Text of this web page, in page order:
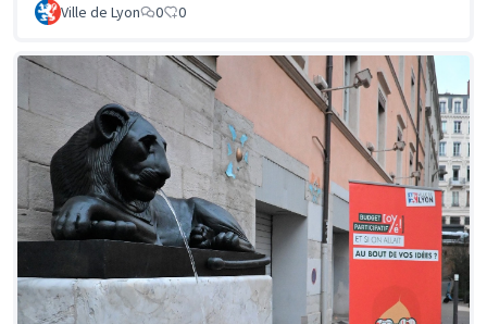
Ville de Lyon 0 0